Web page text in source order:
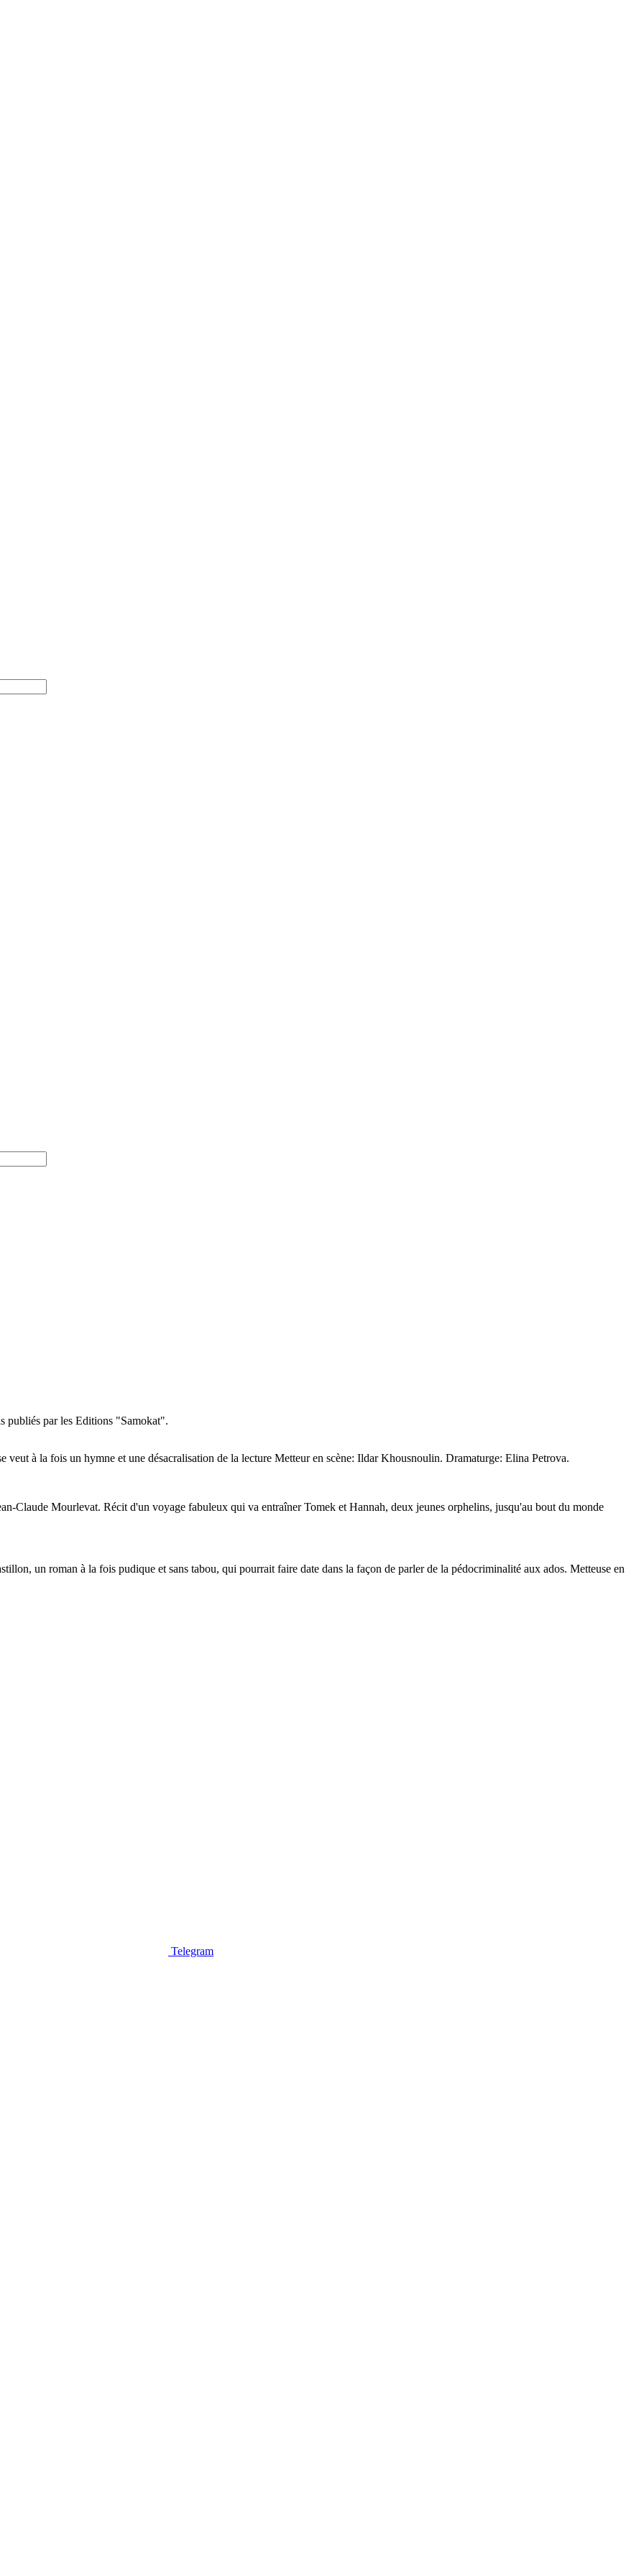
publiés par les Editions "Samokat".
veut à la fois un hymne et une désacralisation de la lecture Metteur en scène: Ildar Khousnoulin. Dramaturge: Elina Petrova.
Claude Mourlevat. Récit d'un voyage fabuleux qui va entraîner Tomek et Hannah, deux jeunes orphelins, jusqu'au bout du monde
un roman à la fois pudique et sans tabou, qui pourrait faire date dans la façon de parler de la pédocriminalité aux ados. Metteuse en
Telegram